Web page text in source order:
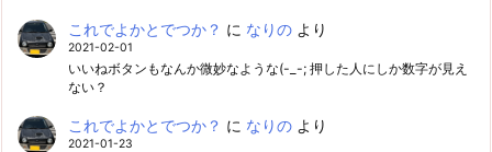
これでよかとでつか？ に なりのより
2021-02-01
いいねボタンもなんか微妙なような(-_-; 押した人にしか数字が見え
ない？
これでよかとでつか？ に なりのより
2021-01-23